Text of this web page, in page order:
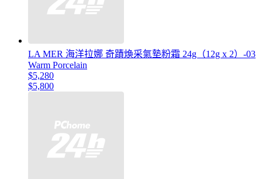
LA MER 海洋拉娜 奇蹟煥采氣墊粉霜 24g（12g x 2）-03
Warm Porcelain
$5,280
$5,800